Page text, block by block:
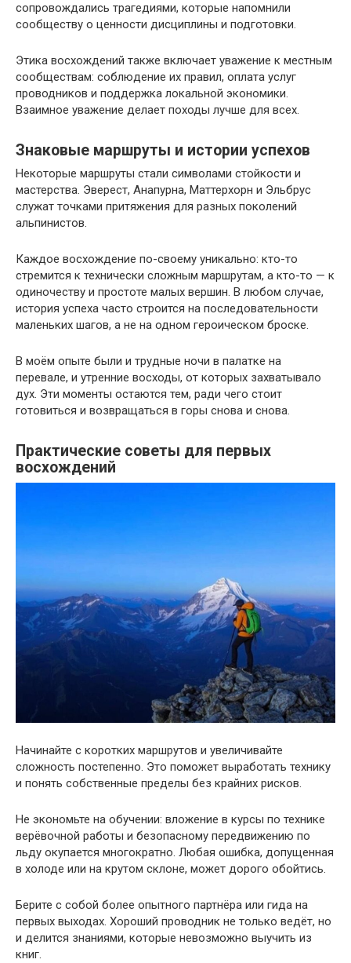
сопровождались трагедиями, которые напомнили
сообществу о ценности дисциплины и подготовки.
Этика восхождений также включает уважение к местным
сообществам: соблюдение их правил, оплата услуг
проводников и поддержка локальной экономики.
Взаимное уважение делает походы лучше для всех.
Знаковые маршруты и истории успехов
Некоторые маршруты стали символами стойкости и
мастерства. Эверест, Анапурна, Маттерхорн и Эльбрус
служат точками притяжения для разных поколений
альпинистов.
Каждое восхождение по-своему уникально: кто-то
стремится к технически сложным маршрутам, а кто-то — к
одиночеству и простоте малых вершин. В любом случае,
история успеха часто строится на последовательности
маленьких шагов, а не на одном героическом броске.
В моём опыте были и трудные ночи в палатке на
перевале, и утренние восходы, от которых захватывало
дух. Эти моменты остаются тем, ради чего стоит
готовиться и возвращаться в горы снова и снова.
Практические советы для первых
восхождений
Начинайте с коротких маршрутов и увеличивайте
сложность постепенно. Это поможет выработать технику
и понять собственные пределы без крайних рисков.
Не экономьте на обучении: вложение в курсы по технике
верёвочной работы и безопасному передвижению по
льду окупается многократно. Любая ошибка, допущенная
в холоде или на крутом склоне, может дорого обойтись.
Берите с собой более опытного партнёра или гида на
первых выходах. Хороший проводник не только ведёт, но
и делится знаниями, которые невозможно выучить из
книг.